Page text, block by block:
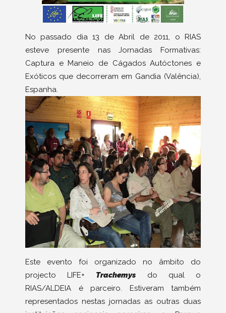
No passado dia 13 de Abril de 2011, o RIAS
esteve presente nas Jornadas Formativas:
Captura e Maneio de Cágados Autóctones e
Exóticos que decorreram em Gandia (Valência),
Espanha.
Este evento foi organizado no âmbito do
projecto LIFE+ Trachemys do qual o
RIAS/ALDEIA é parceiro. Estiveram também
representados nestas jornadas as outras duas